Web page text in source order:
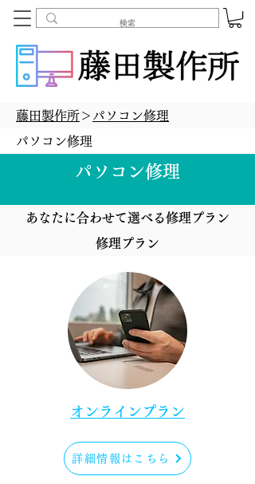
藤田製作所＞ パソコン修理
パソコン修理
パソコン修理
あなたに合わせて選べる修理プラン
修理プラン
​オンラインプラン
詳細情報はこちら